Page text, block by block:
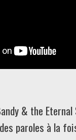
& the
paroles à la